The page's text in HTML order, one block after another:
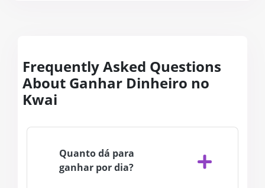
Frequently Asked Questions
About Ganhar Dinheiro no
Kwai
Quanto dá para
ganhar por dia?